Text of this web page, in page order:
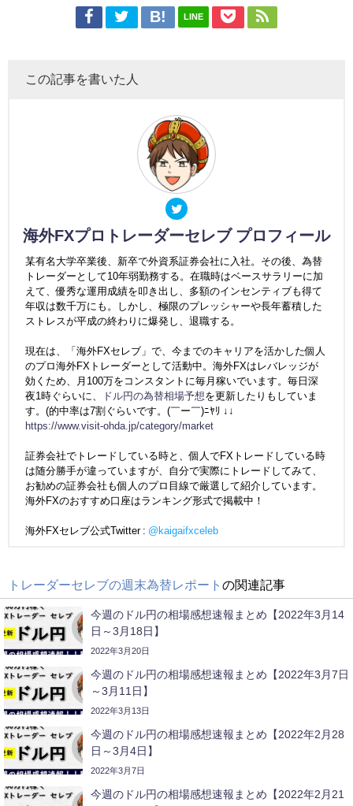
LINE
この記事を書いた人
海外FXプロトレーダーセレブ プロフィール
某有名大学卒業後、新卒で外資系証券会社に入社。その後、為替
トレーダーとして10年弱勤務する。在職時はベースサラリーに加
えて、優秀な運用成績を叩き出し、多額のインセンティブも得て
年収は数千万にも。しかし、極限のプレッシャーや長年蓄積した
ストレスが平成の終わりに爆発し、退職する。
現在は、「海外FXセレブ」で、今までのキャリアを活かした個人
のプロ海外FXトレーダーとして活動中。海外FXはレバレッジが
効くため、月100万をコンスタントに毎月稼いでいます。毎日深
夜1時ぐらいに、
ドル円の為替相場予想を更新したりもしていま
す。(的中率は7割ぐらいです。(￣ー￣)ﾆﾔﾘ ↓↓
https://www.visit-ohda.jp/category/market
証券会社でトレードしている時と、個人でFXトレードしている時
は随分勝手が違っていますが、自分で実際にトレードしてみて、
お勧めの証券会社も個人のプロ目線で厳選して紹介しています。
海外FXのおすすめ口座はランキング形式で掲載中！
海外FXセレブ公式Twitter : @kaigaifxceleb
トレーダーセレブの週末為替レポート の関連記事
今週のドル円の相場感想速報まとめ【2022年3月14
日～3月18日】
2022年3月20日
今週のドル円の相場感想速報まとめ【2022年3月7日
～3月11日】
2022年3月13日
今週のドル円の相場感想速報まとめ【2022年2月28
日～3月4日】
2022年3月7日
今週のドル円の相場感想速報まとめ【2022年2月21